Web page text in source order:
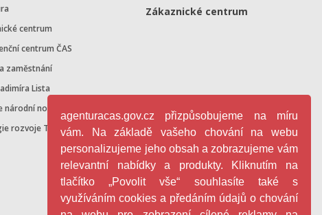
centrum
centrum ČAS
zaměstnání
Lista
národní normalizace
rozvoje TN v ČR
Zákaznické centrum
agenturacas.gov.cz přizpůsobujeme na míru
vám. Na základě vašeho chování na webu
personalizujeme jeho obsah a zobrazujeme vám
relevantní nabídky a produkty. Kliknutím na
tlačítko „Povolit vše“ souhlasíte také s
využíváním cookies a předáním údajů o chování